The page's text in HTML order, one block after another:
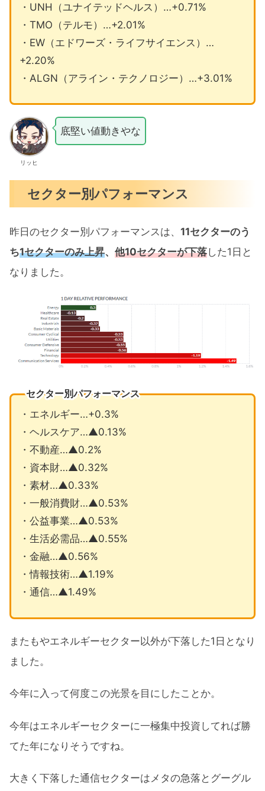
・UNH（ユナイテッドヘルス）…+0.71%
・TMO（テルモ）…+2.01%
・EW（エドワーズ・ライフサイエンス）…
+2.20%
・ALGN（アライン・テクノロジー）…+3.01%
リッヒ
底堅い値動きやな
セクター別パフォーマンス
昨日のセクター別パフォーマンスは、 11セクターのう
ち1セクターのみ上昇、 他10セクターが下落した1日と
なりました。
セクター別パフォーマンス
・エネルギー…+0.3%
・ヘルスケア…▲0.13%
・不動産…▲0.2%
・資本財…▲0.32%
・素材…▲0.33%
・一般消費財…▲0.53%
・公益事業…▲0.53%
・生活必需品…▲0.55%
・金融…▲0.56%
・情報技術…▲1.19%
・通信…▲1.49%
またもやエネルギーセクター以外が下落した1日となり
ました。
今年に入って何度この光景を目にしたことか。
今年はエネルギーセクターに一極集中投資してれば勝
てた年になりそうですね。
大きく下落した通信セクターはメタの急落とグーグル